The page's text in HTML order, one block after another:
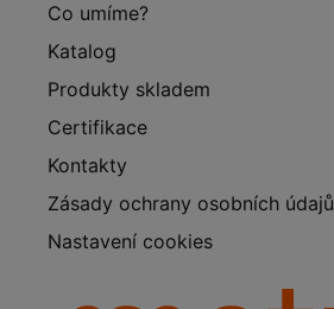
Co umíme?
Katalog
Produkty skladem
Certifikace
Kontakty
Zásady ochrany osobních údajů
Nastavení cookies